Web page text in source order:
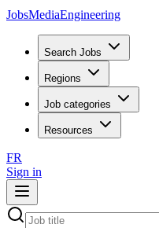
JobsMediaEngineering
Search Jobs
Regions
Job categories
Resources
FR
Sign in